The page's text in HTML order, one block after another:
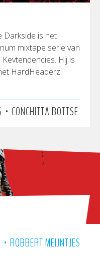
Darkside is het
mixtape serie van
Hij is
HardHeaderz
• CONCHITTA BOTTSE
• ROBBERT MEIJNTJES